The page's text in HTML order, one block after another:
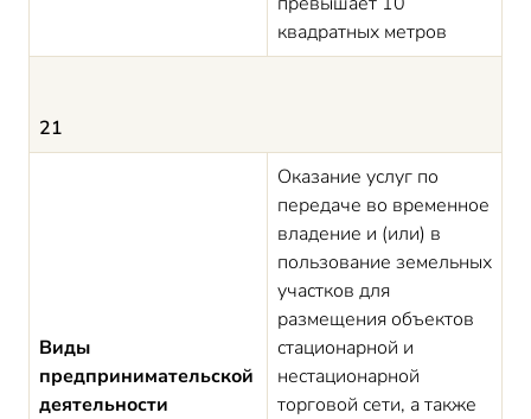
квадратных метров
21
Виды
предпринимательской
деятельности
Оказание услуг по
передаче во временное
владение и (или) в
пользование земельных
участков для
размещения объектов
стационарной и
нестационарной
торговой сети, а также